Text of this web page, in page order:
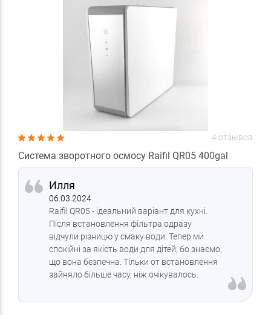
4 отзывов
Система зворотного осмосу Raifil QR05 400gal
Илля
06.03.2024
Raifil QR05 - ідеальний варіант для кухні.
Після встановлення фільтра одразу
відчули різницю у смаку води. Тепер ми
спокійні за якість води для дітей, бо знаємо,
що вона безпечна. Тільки от встановлення
зайняло більше часу, ніж очікувалось.